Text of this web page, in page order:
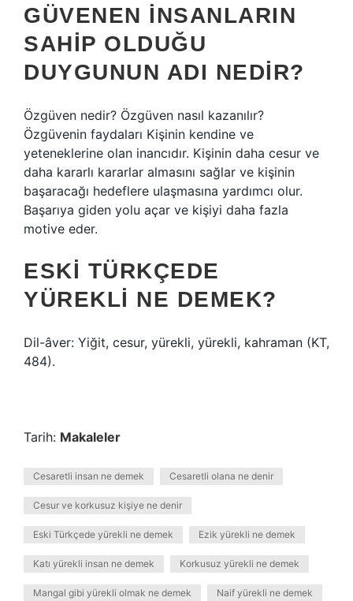
GÜVENEN INSANLARIN
SAHIP OLDUĞU
DUYGUNUN ADI NEDIR?
Özgüven nedir? Özgüven nasıl kazanılır?
Özgüvenin faydaları Kişinin kendine ve
yeteneklerine olan inancıdır. Kişinin daha cesur ve
daha kararlı kararlar almasını sağlar ve kişinin
başaracağı hedeflere ulaşmasına yardımcı olur.
Başarıya giden yolu açar ve kişiyi daha fazla
motive eder.
ESKI TÜRKÇEDE
YÜREKLI NE DEMEK?
Dil-âver: Yiğit, cesur, yürekli, yürekli, kahraman (KT,
484).
Tarih: Makaleler
Cesaretli insan ne demek Cesaretli olana ne denir
Cesur ve korkusuz kişiye ne denir
Eski Türkçede yürekli ne demek Ezik yürekli ne demek
Katı yürekli insan ne demek Korkusuz yürekli ne demek
Mangal gibi yürekli olmak ne demek Naif yürekli ne demek